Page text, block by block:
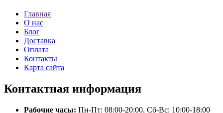
Главная
О нас
Блог
Доставка
Оплата
Контакты
Карта сайта
Контактная информация
Рабочие часы: Пн-Пт: 08:00-20:00, Сб-Вс: 10:00-18:00